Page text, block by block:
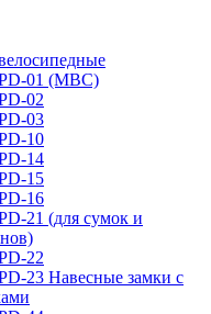
01 (МВС)
02
03
10
14
15
16
21 (для сумок и
22
23 Навесные замки с